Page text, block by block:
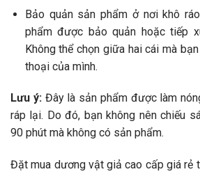
Bảo quản sản phẩm ở nơi khô
phẩm được bảo quản hoặc tiếp
Không thể chọn giữa hai cái mà
thoại của mình.
Lưu ý:Đây là sản phẩm được làm
ráp lại. Do đó, bạn không nên chiếu
90 phút mà không có sản phẩm.
Đặt mua dương vật giả cao cấp giá rẻ